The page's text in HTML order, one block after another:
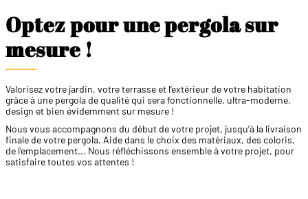
Optez pour une pergola sur
mesure !
Valorisez votre jardin, votre terrasse et l’extérieur de votre habitation
grâce à une pergola de qualité qui sera fonctionnelle, ultra-moderne,
design et bien évidemment sur mesure !
Nous vous accompagnons du début de votre projet, jusqu’à la livraison
finale de votre pergola. Aide dans le choix des matériaux, des coloris,
de l'emplacement... Nous réfléchissons ensemble à votre projet, pour
satisfaire toutes vos attentes !